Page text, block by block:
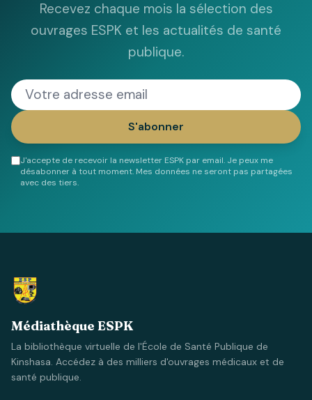
Recevez chaque mois la sélection des
ouvrages ESPK et les actualités de santé
publique.
S'abonner
J'accepte de recevoir la newsletter ESPK par email. Je peux me
désabonner à tout moment. Mes données ne seront pas partagées
avec des tiers.
Médiathèque ESPK
La bibliothèque virtuelle de l'École de Santé Publique de
Kinshasa. Accédez à des milliers d'ouvrages médicaux et de
santé publique.